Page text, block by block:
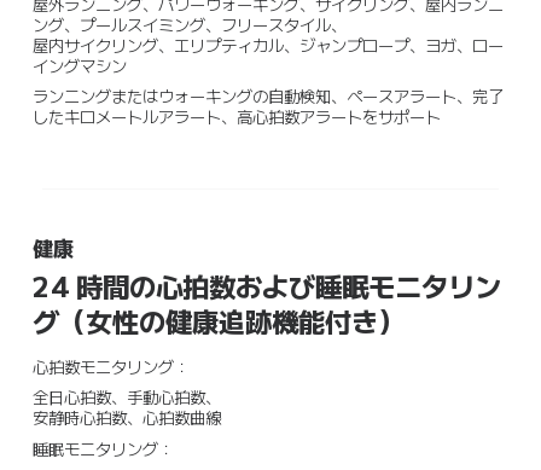
屋外ランニング、パワーウォーキング、サイクリング、屋内ランニ
ング、プールスイミング、フリースタイル、
屋内サイクリング、エリプティカル、ジャンプロープ、ヨガ、ロー
イングマシン
ランニングまたはウォーキングの自動検知、ペースアラート、完了
したキロメートルアラート、高心拍数アラートをサポート
健康
24 時間の心拍数および睡眠モニタリン
グ（女性の健康追跡機能付き）
心拍数モニタリング：
全日心拍数、手動心拍数、
安静時心拍数、心拍数曲線
睡眠モニタリング：